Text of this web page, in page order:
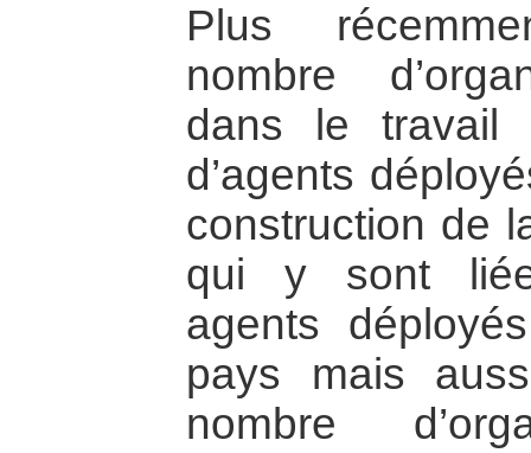
Plus
nombre
dans le travail
d’agents
construction de
qui y sont
agents
pays mais
nombre